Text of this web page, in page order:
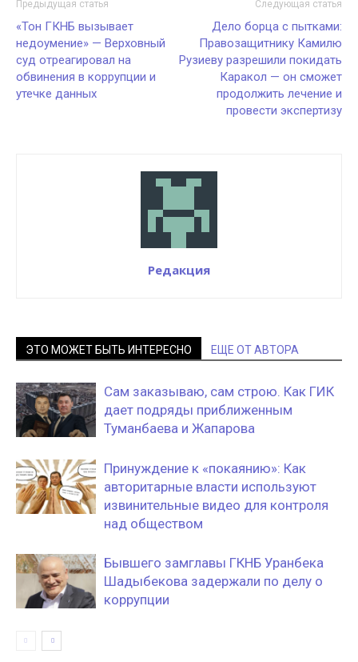
Предыдущая статья
«Тон ГКНБ вызывает
недоумение» — Верховный
суд отреагировал на
обвинения в коррупции и
утечке данных
Следующая статья
Дело борца с пытками:
Правозащитнику Камилю
Рузиеву разрешили покидать
Каракол — он сможет
продолжить лечение и
провести экспертизу
Редакция
ЭТО МОЖЕТ БЫТЬ ИНТЕРЕСНО ЕЩЕ ОТ АВТОРА
Сам заказываю, сам строю. Как ГИК
дает подряды приближенным
Туманбаева и Жапарова
Принуждение к «покаянию»: Как
авторитарные власти используют
извинительные видео для контроля
над обществом
Бывшего замглавы ГКНБ Уранбека
Шадыбекова задержали по делу о
коррупции